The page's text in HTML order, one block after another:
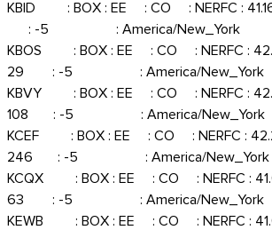
KBID : BOX : EE : CO : NERFC :
: -5 : America/New_York
KBOS : BOX : EE : CO : NERFC :
29 : -5 : America/New_York
KBVY : BOX : EE : CO : NERFC :
108 : -5 : America/New_York
KCEF : BOX : EE : CO : NERFC :
246 : -5 : America/New_York
KCQX : BOX : EE : CO : NERFC :
63 : -5 : America/New_York
KEWB : BOX : EE : CO : NERFC :